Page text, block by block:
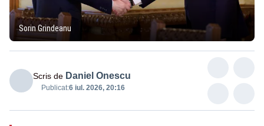
Sorin Grindeanu
Scris de Daniel Onescu
Publicat:6 iul. 2026, 20:16